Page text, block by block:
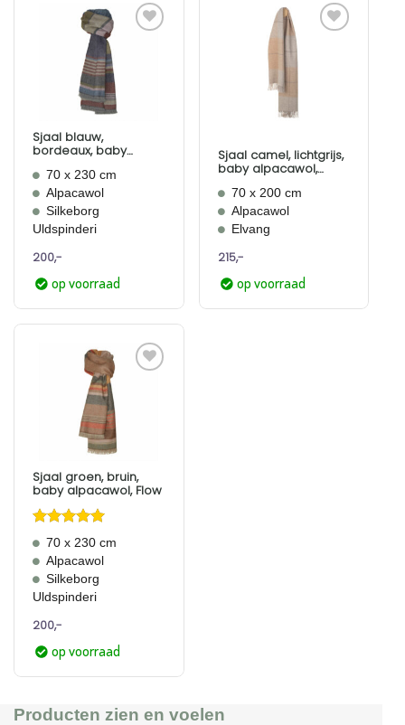
verlanglijst
toevoegen
Sjaal blauw,
bordeaux, baby
70 x 230 cm
Alpacawol
Silkeborg
Uldspinderi
200,-
op voorraad
toevoegen
Sjaal camel, lichtgrijs,
baby alpacawol,
70 x 200 cm
Alpacawol
Elvang
215,-
op voorraad
verlanglijst
toevoegen
Sjaal groen, bruin,
baby alpacawol, Flow
Gewaardeerd
5
uit 5
70 x 230 cm
Alpacawol
Silkeborg
Uldspinderi
200,-
op voorraad
Producten zien en voelen